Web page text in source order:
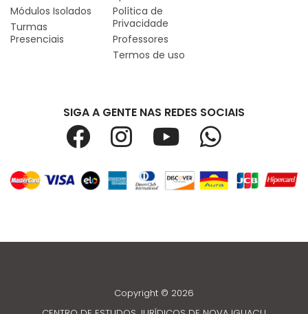
Módulos Isolados
Turmas
Presenciais
Política de
Privacidade
Professores
Termos de uso
SIGA A GENTE NAS REDES SOCIAIS
Copyright © 2026